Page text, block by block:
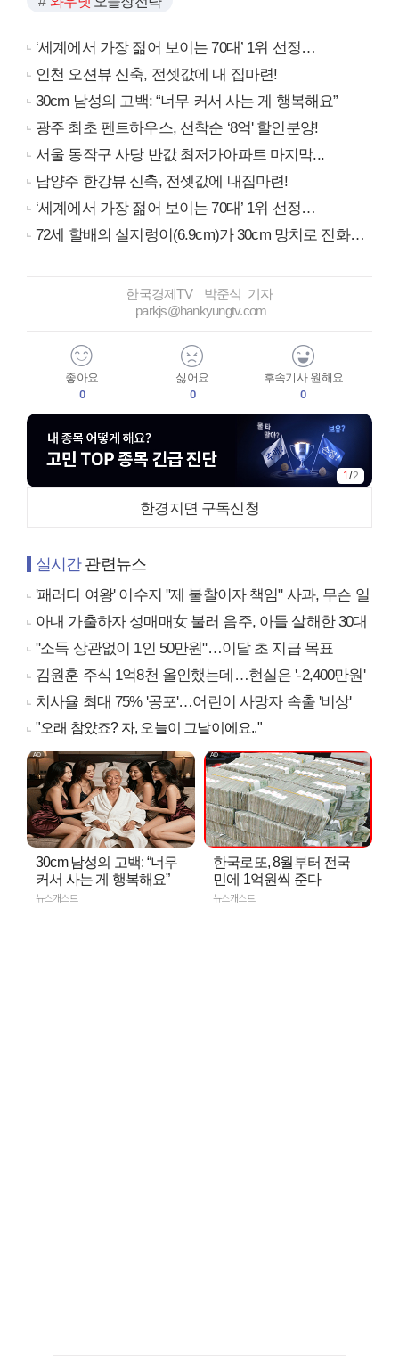
‘세계에서 가장 젊어 보이는 70대’ 1위 선정…
인천 오션뷰 신축, 전셋값에 내 집마련!
30cm 남성의 고백: “너무 커서 사는 게 행복해요”
광주 최초 펜트하우스, 선착순 ‘8억' 할인분양!
서울 동작구 사당 반값 최저가아파트 마지막...
남양주 한강뷰 신축, 전셋값에 내집마련!
‘세계에서 가장 젊어 보이는 70대’ 1위 선정…
72세 할배의 실지렁이(6.9cm)가 30cm 망치로 진화…
한국경제TV 박준식 기자
parkjs@hankyungtv.com
좋아요
0
싫어요
0
후속기사 원해요
0
1 /2
한경지면 구독신청
실시간관련뉴스
'패러디 여왕' 이수지 "제 불찰이자 책임" 사과, 무슨 일
아내 가출하자 성매매女 불러 음주, 아들 살해한 30대
"소득 상관없이 1인 50만원"…이달 초 지급 목표
김원훈 주식 1억8천 올인했는데…현실은 '-2,400만원'
치사율 최대 75% '공포'…어린이 사망자 속출 '비상'
"오래 참았죠? 자, 오늘이 그날이에요.."
30cm 남성의 고백: “너무
커서 사는 게 행복해요”
뉴스캐스트
한국로또, 8월부터 전국
민에 1억원씩 준다
뉴스캐스트